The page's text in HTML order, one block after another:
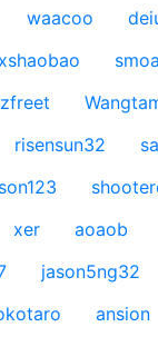
waacoo
xshaobao
smoa
zfreet
risensun32
xer aoaob
jason5ng32
ansion